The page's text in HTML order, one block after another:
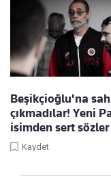
Beşikçioğlu'na
çıkmadılar! Yeni
isimden sert sözler
Kaydet